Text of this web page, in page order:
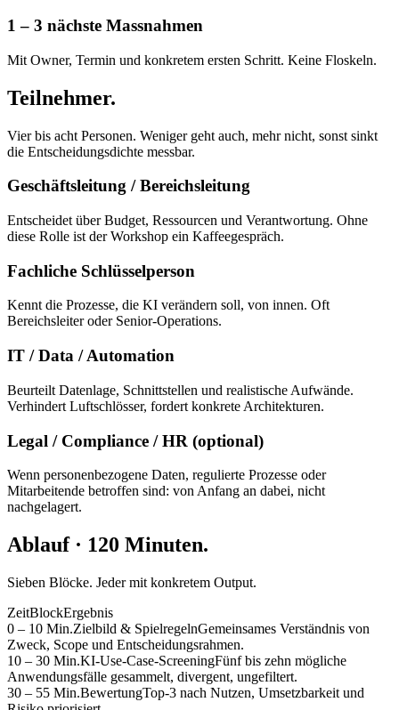
1 – 3 nächste Massnahmen
Mit Owner, Termin und konkretem ersten Schritt. Keine Floskeln.
Teilnehmer.
Vier bis acht Personen. Weniger geht auch, mehr nicht, sonst sinkt
die Entscheidungsdichte messbar.
Geschäftsleitung / Bereichsleitung
Entscheidet über Budget, Ressourcen und Verantwortung. Ohne
diese Rolle ist der Workshop ein Kaffeegespräch.
Fachliche Schlüsselperson
Kennt die Prozesse, die KI verändern soll, von innen. Oft
Bereichsleiter oder Senior-Operations.
IT / Data / Automation
Beurteilt Datenlage, Schnittstellen und realistische Aufwände.
Verhindert Luftschlösser, fordert konkrete Architekturen.
Legal / Compliance / HR (optional)
Wenn personenbezogene Daten, regulierte Prozesse oder
Mitarbeitende betroffen sind: von Anfang an dabei, nicht
nachgelagert.
Ablauf · 120 Minuten.
Sieben Blöcke. Jeder mit konkretem Output.
ZeitBlockErgebnis
0 – 10 Min.Zielbild & SpielregelnGemeinsames Verständnis von
Zweck, Scope und Entscheidungsrahmen.
10 – 30 Min.KI-Use-Case-ScreeningFünf bis zehn mögliche
Anwendungsfälle gesammelt, divergent, ungefiltert.
30 – 55 Min.BewertungTop-3 nach Nutzen, Umsetzbarkeit und